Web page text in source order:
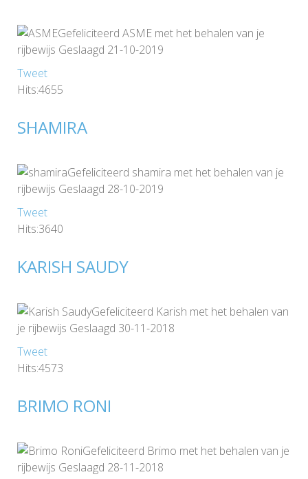
Gefeliciteerd ASME met het behalen van je
rijbewijs Geslaagd 21-10-2019
Tweet
Hits:4655
SHAMIRA
Gefeliciteerd shamira met het behalen van je
rijbewijs Geslaagd 28-10-2019
Tweet
Hits:3640
KARISH SAUDY
Gefeliciteerd Karish met het behalen van
je rijbewijs Geslaagd 30-11-2018
Tweet
Hits:4573
BRIMO RONI
Gefeliciteerd Brimo met het behalen van je
rijbewijs Geslaagd 28-11-2018